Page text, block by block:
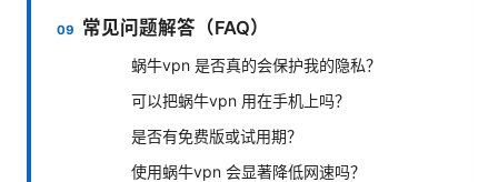
常见问题解答（FAQ）
蜗牛vpn 是否真的会保护我的隐私？
可以把蜗牛vpn 用在手机上吗？
是否有免费版或试用期？
使用蜗牛vpn 会显著降低网速吗？